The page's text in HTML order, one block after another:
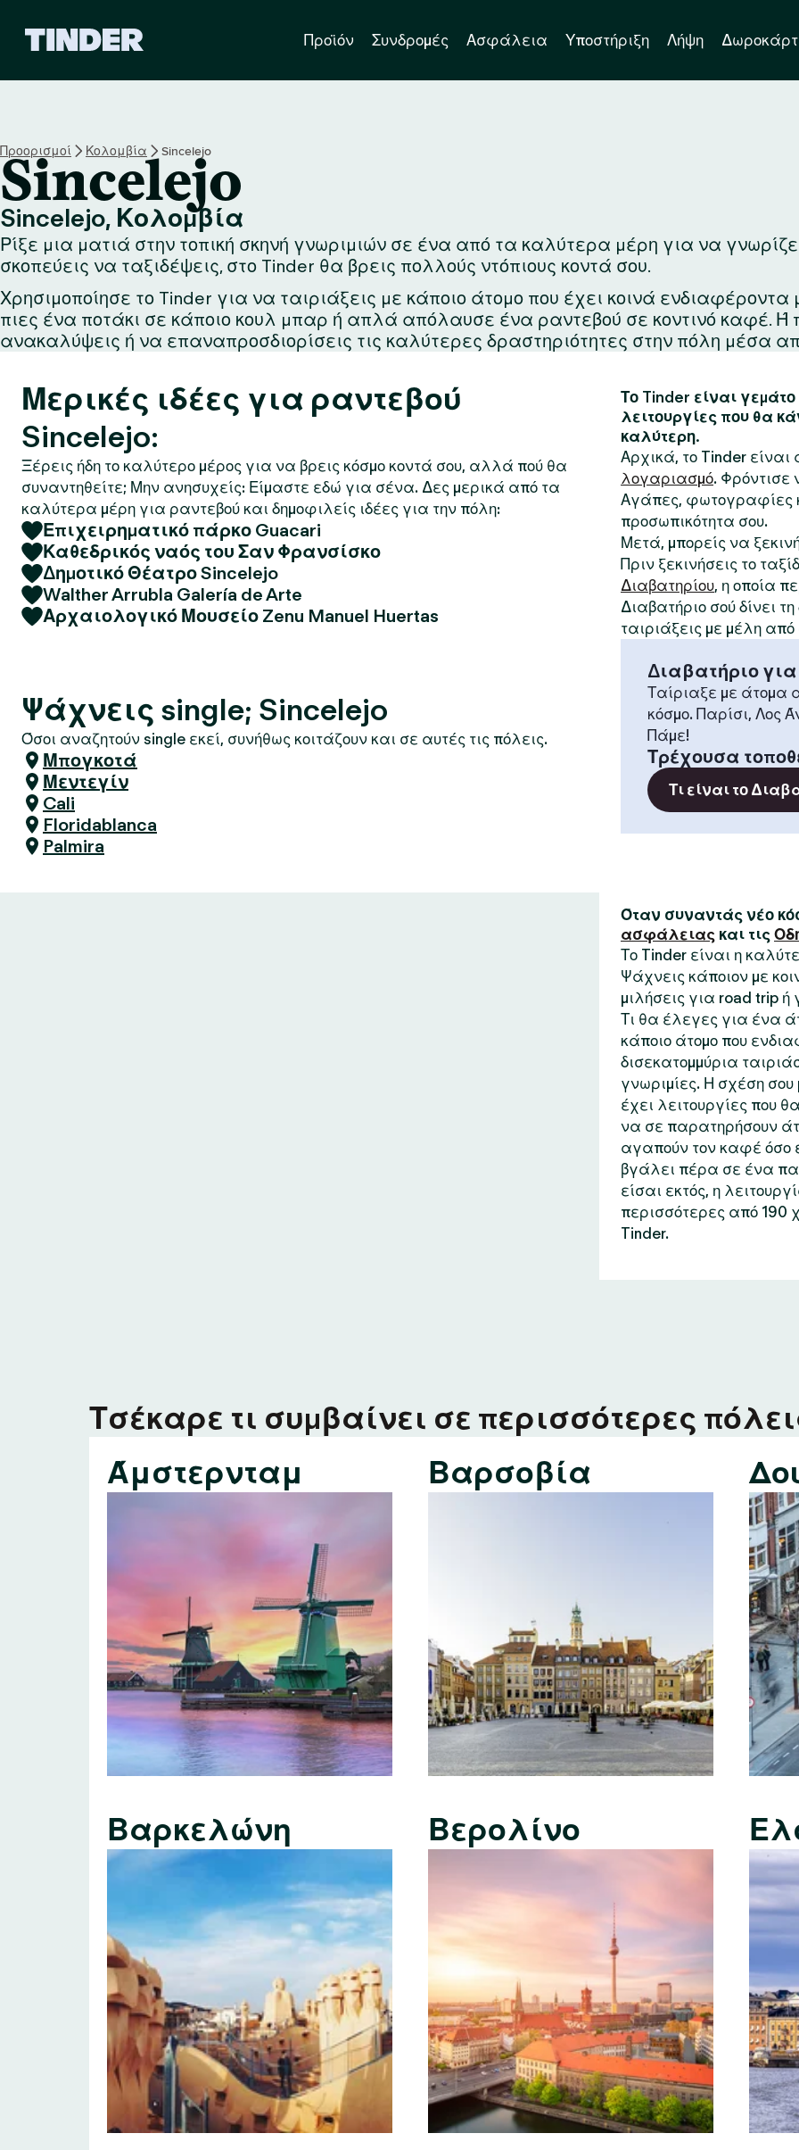
σ
ε
δ
α
T
i
n
d
e
Προϊόν Συνδρομές Ασφάλεια Υποστήριξη Λήψη
Προορισμοί Κολομβία Sincelejo
Sincelejo
Sincelejo, Κολομβία
Ρίξε μια ματιά στην τοπική σκηνή γνωριμιών σε ένα από τα καλύτερα μέρη για να
σκοπεύεις να ταξιδέψεις, στο Tinder θα βρεις πολλούς ντόπιους κοντά σου.
Χρησιμοποίησε το Tinder για να ταιριάξεις με κάποιο άτομο που έχει κοινά
πιες ένα ποτάκι σε κάποιο κουλ μπαρ ή απλά απόλαυσε ένα ραντεβού σε κοντινό καφέ.
ανακαλύψεις ή να επαναπροσδιορίσεις τις καλύτερες δραστηριότητες στην πόλη μέσα
Μερικές ιδέες για ραντεβού
Sincelejo:
Ξέρεις ήδη το καλύτερο μέρος για να βρεις κόσμο κοντά σου, αλλά πού θα
συναντηθείτε; Μην ανησυχείς: Είμαστε εδώ για σένα. Δες μερικά από τα
καλύτερα μέρη για ραντεβού και δημοφιλείς ιδέες για την πόλη:
Επιχειρηματικό πάρκο Guacari
Καθεδρικός ναός του Σαν Φρανσίσκο
Δημοτικό Θέατρο Sincelejo
Walther Arrubla Galería de Arte
Αρχαιολογικό Μουσείο Zenu Manuel Huertas
Ψάχνεις single; Sincelejo
Όσοι αναζητούν single εκεί, συνήθως κοιτάζουν και σε αυτές τις πόλεις.
Μπογκοτά
Μεντεγίν
Cali
Floridablanca
Palmira
Το Tinder είναι
λειτουργίες που θα
καλύτερη.
Αρχικά, το Tinder
λογαριασμό.
Αγάπες, φωτογραφίες
προσωπικότητα σου.
Μετά, μπορείς να
Πριν ξεκινήσεις το
Διαβατηρίου, η οποία
Διαβατήριο σού δίνει
ταιριάξεις με μέλη
Διαβατήριο
Ταίριαξε με άτομα
κόσμο. Παρίσι, Λος
Πάμε!
Τρέχουσα
Τι είναι το
Όταν συναντάς νέο
ασφάλειας και τις
Το Tinder είναι η
Ψάχνεις κάποιον με
μιλήσεις για road trip
Τι θα έλεγες για ένα
κάποιο άτομο που
δισεκατομμύρια
γνωριμίες. Η σχέση σου
έχει λειτουργίες που
να σε παρατηρήσουν
αγαπούν τον καφέ όσο
βγάλει πέρα σε ένα
είσαι εκτός, η
περισσότερες από 190
Tinder.
Τσέκαρε τι συμβαίνει σε περισσότερες
Άμστερνταμ
Βαρκελώνη
Βαρσοβία
Βερολίνο